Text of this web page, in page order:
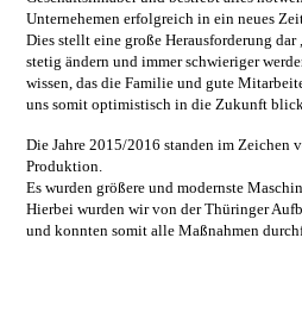
Unternehemen erfolgreich in ein neues
Dies stellt eine große Herausforderung
stetig ändern und immer schwieriger
wissen, das die Familie und gute
uns somit optimistisch in die Zukunft
Die Jahre 2015/2016 standen im Zeichen
Produktion.
Es wurden größere und modernste
Hierbei wurden wir von der Thüringer
und konnten somit alle Maßnahmen